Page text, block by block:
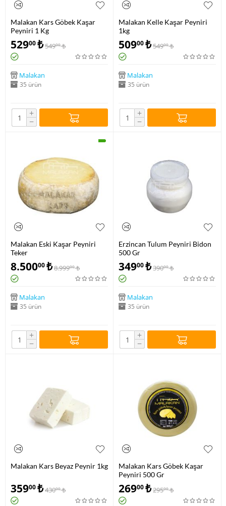
Malakan Kars Göbek Kaşar
Peyniri 1 Kg
52900₺54900 ₺
Malakan
35 ürün
+
−
Malakan Kelle Kaşar Peyniri
1kg
50900₺54900 ₺
Malakan
35 ürün
+
−
Malakan Eski Kaşar Peyniri
Teker
8.50000₺8.99900 ₺
Malakan
35 ürün
+
−
Erzincan Tulum Peyniri Bidon
500 Gr
34900₺39000 ₺
Malakan
35 ürün
+
−
Malakan Kars Beyaz Peynir 1kg
35900₺43000 ₺
Malakan Kars Göbek Kaşar
Peyniri 500 Gr
26900₺29500 ₺